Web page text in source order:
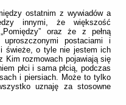
ostatnim z wywiadów a
innymi, że większość
oraz że z pełną
postaciami i
świeże, o tyle nie jestem ich
Kim rozmowach pojawiają się
płci i sama płcią, podczas
i piersiach. Może to tylko
uznaję za stosowne